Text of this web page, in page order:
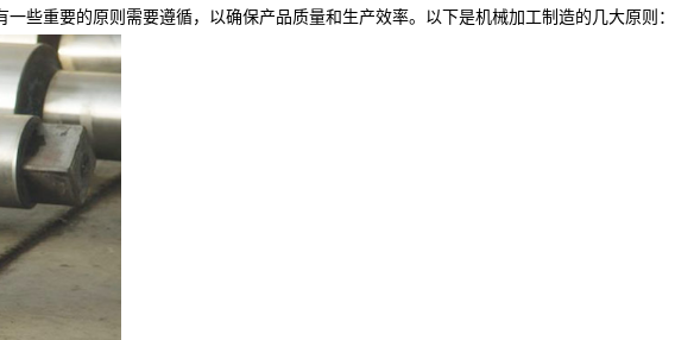
一些重要的原则需要遵循，以确保产品质量和生产效率。以下是机械加工制造的几大原则：